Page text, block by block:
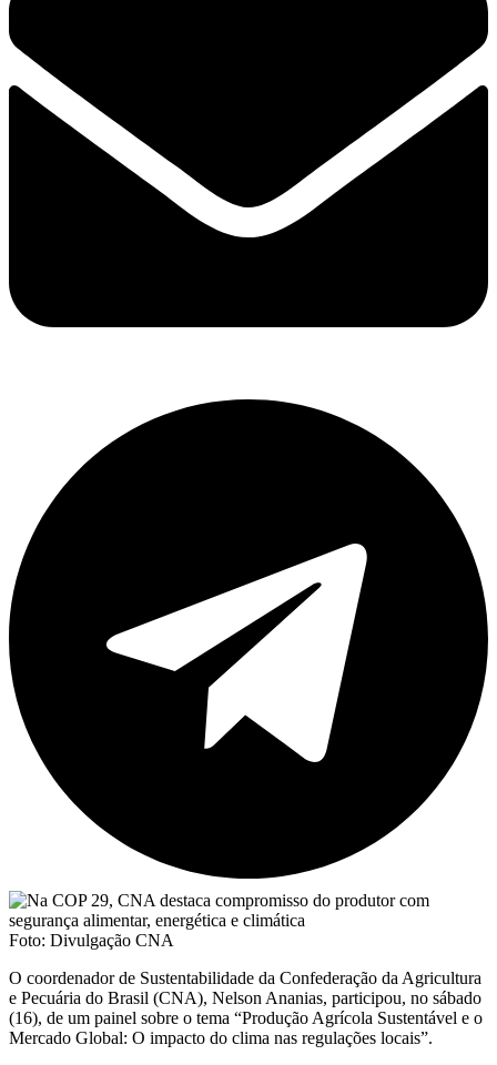
Foto: Divulgação CNA
O coordenador de Sustentabilidade da Confederação da Agricultura
e Pecuária do Brasil (CNA), Nelson Ananias, participou, no sábado
(16), de um painel sobre o tema “Produção Agrícola Sustentável e o
Mercado Global: O impacto do clima nas regulações locais”.